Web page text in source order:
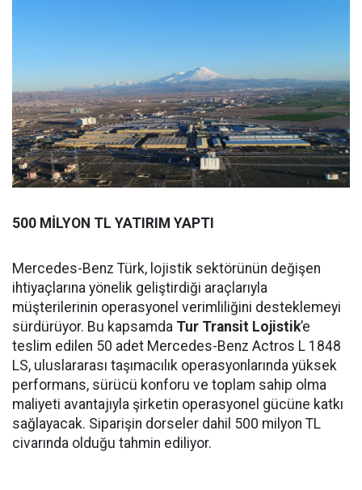
500 MİLYON TL YATIRIM YAPTI
Mercedes-Benz Türk, lojistik sektörünün değişen
ihtiyaçlarına yönelik geliştirdiği araçlarıyla
müşterilerinin operasyonel verimliliğini desteklemeyi
sürdürüyor. Bu kapsamda Tur Transit Lojistik’e
teslim edilen 50 adet Mercedes-Benz Actros L 1848
LS, uluslararası taşımacılık operasyonlarında yüksek
performans, sürücü konforu ve toplam sahip olma
maliyeti avantajıyla şirketin operasyonel gücüne katkı
sağlayacak. Siparişin dorseler dahil 500 milyon TL
civarında olduğu tahmin ediliyor.